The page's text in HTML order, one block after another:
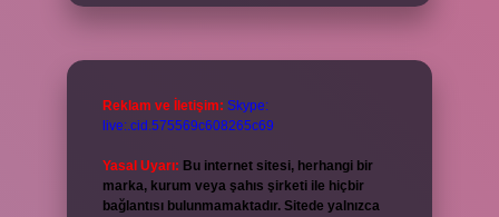
Reklam ve İletişim: Skype:
live:.cid.575569c608265c69
Yasal Uyarı: Bu internet sitesi, herhangi bir
marka, kurum veya şahıs şirketi ile hiçbir
bağlantısı bulunmamaktadır. Sitede yalnızca